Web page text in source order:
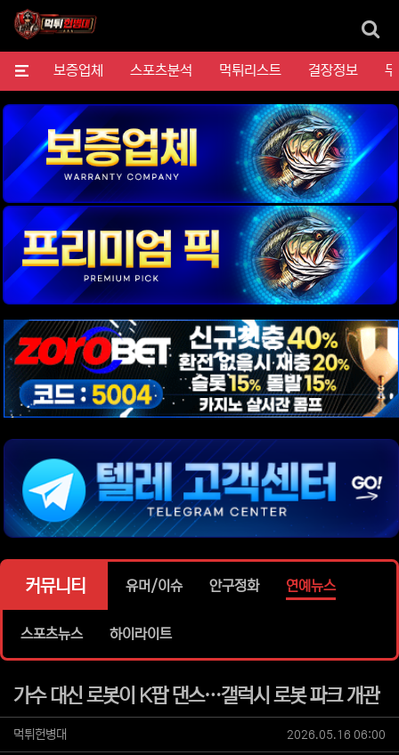
보증업체 스포츠분석 먹튀리스트 결장정보
위젯설정에서 이미지 등록
위젯설정에서 이미지 등록
위젯설정에서 이미지 등록
위젯설정에서 이미지 등록
커뮤니티 유머/이슈 안구정화 연예뉴스
스포츠뉴스 하이라이트
가수 대신 로봇이 K팝 댄스…갤럭시 로봇 파크 개관
작성자 정보
먹튀헌병대 작성일
2026.05.16 06:00